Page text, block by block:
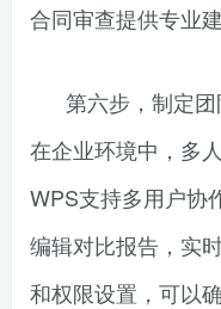
合同审查提供专业建
第六步，制定团
在企业环境中，多
WPS支持多用户协
编辑对比报告，实
和权限设置，可以